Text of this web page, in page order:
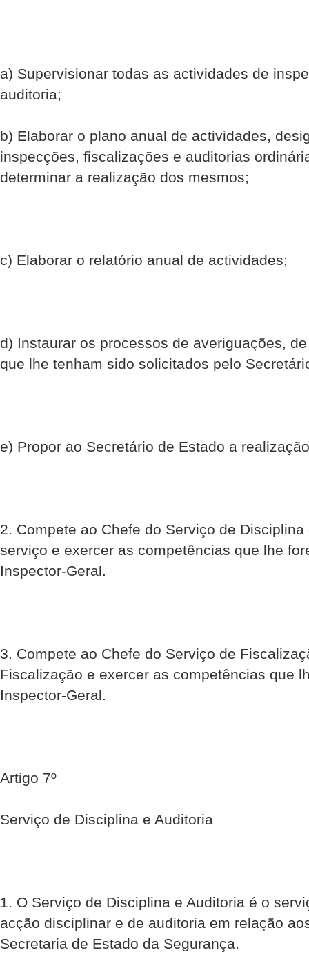
a) Supervisionar todas as actividades de
auditoria;
b) Elaborar o plano anual de actividades,
inspecções, fiscalizações e auditorias
determinar a realização dos mesmos;
c) Elaborar o relatório anual de actividades;
d) Instaurar os processos de averiguações,
que lhe tenham sido solicitados pelo
e) Propor ao Secretário de Estado a
2. Compete ao Chefe do Serviço de
serviço e exercer as competências que lhe
Inspector-Geral.
3. Compete ao Chefe do Serviço de
Fiscalização e exercer as competências que
Inspector-Geral.
Artigo 7º
Serviço de Disciplina e Auditoria
1. O Serviço de Disciplina e Auditoria é o
acção disciplinar e de auditoria em relação
Secretaria de Estado da Segurança.